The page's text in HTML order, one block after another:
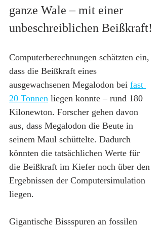
ganze Wale – mit einer
unbeschreiblichen Beißkraft!
Computerberechnungen schätzten ein,
dass die Beißkraft eines
ausgewachsenen Megalodon bei fast
20 Tonnen liegen konnte – rund 180
Kilonewton. Forscher gehen davon
aus, dass Megalodon die Beute in
seinem Maul schüttelte. Dadurch
könnten die tatsächlichen Werte für
die Beißkraft im Kiefer noch über den
Ergebnissen der Computersimulation
liegen.
Gigantische Bissspuren an fossilen